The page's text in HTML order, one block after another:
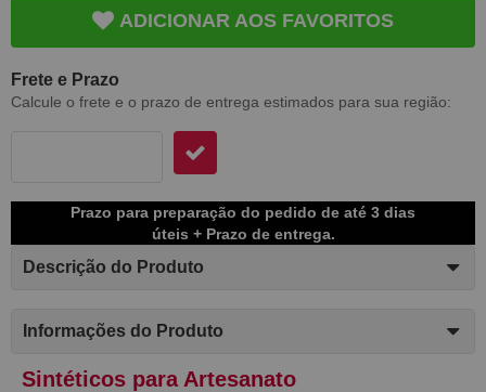
ADICIONAR AOS FAVORITOS
Frete e Prazo
Calcule o frete e o prazo de entrega estimados para sua região:
Prazo para preparação do pedido de até 3 dias
úteis + Prazo de entrega.
Descrição do Produto
Informações do Produto
Sintéticos para Artesanato